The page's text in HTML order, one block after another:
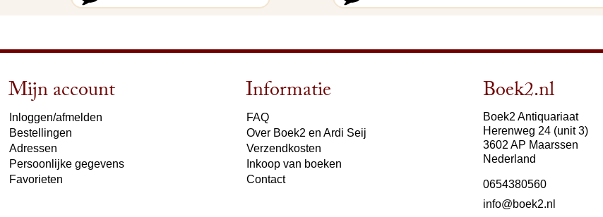
Mijn account
Inloggen/afmelden
Bestellingen
Adressen
Persoonlijke gegevens
Favorieten
Informatie
FAQ
Over Boek2 en Ardi Seij
Verzendkosten
Inkoop van boeken
Contact
Boek2.nl
Boek2 Antiquariaat
Herenweg 24 (unit 3)
3602 AP Maarssen
Nederland
0654380560
info@boek2.nl